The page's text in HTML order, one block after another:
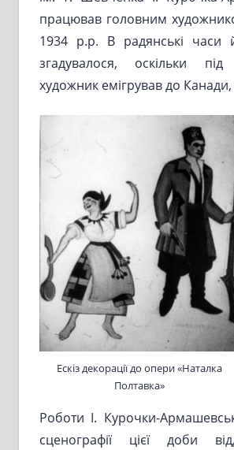
працював головним
1934 р.р. В радянські часи
згадувалося, оскільки
художник емігрував до Канади,
Ескіз декорації до опери «Наталка
Полтавка»
Роботи І. Курочки-
сценографії цієї доби